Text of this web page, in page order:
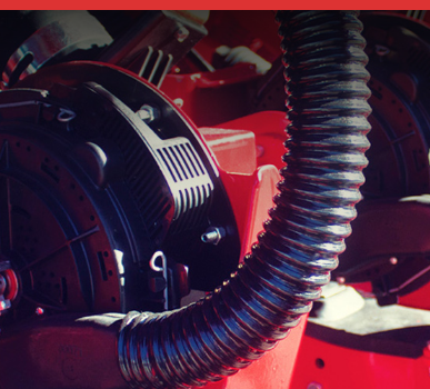
SEMEADORES
ESPALHADORES
DE
FERTILIZANTES
INSTITUCIONAL
CONCESIONARIOS
NOVEDADES
NOSSA EMPRESA